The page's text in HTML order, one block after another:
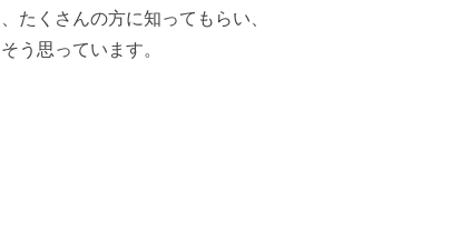
たくさんの方に知ってもらい、
う思っています。